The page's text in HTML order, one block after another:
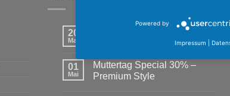
20
Mai
20% Rabatt bis 24. Mai 2026
zu
20%
Rabatt
bis
01
Mai
Muttertag Special 30% –
Premium Style
Powered by
Impressum